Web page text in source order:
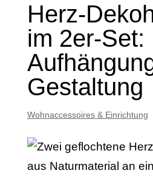
Herz-
im 2er-Set:
Gestaltung
Wohnaccessoires & Einrichtung